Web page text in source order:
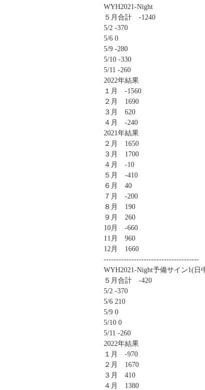
WYH2021-Night
５月合計 -1240
5/2 -370
5/6 0
5/9 -280
5/10 -330
5/11 -260
2022年結果
１月 -1560
２月 1690
３月 620
４月 -240
2021年結果
２月 1650
３月 1700
４月 -10
５月 -410
６月 40
７月 -200
８月 190
９月 260
10月 -660
11月 960
12月 1660
--------------------------------------
WYH2021-Night予備サイン1(日
５月合計 -420
5/2 -370
5/6 210
5/9 0
5/10 0
5/11 -260
2022年結果
１月 -970
２月 1670
３月 410
４月 1380